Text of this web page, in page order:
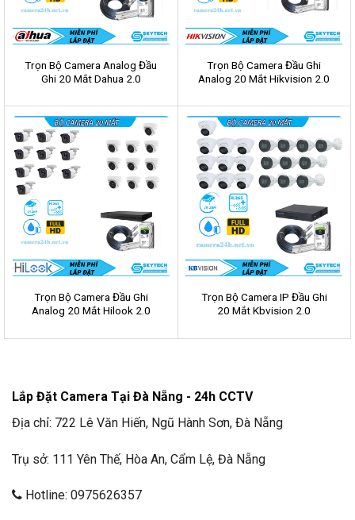
Trọn Bộ Camera Analog Đầu
Ghi 20 Mắt Dahua 2.0
Trọn Bộ Camera Đầu Ghi
Analog 20 Mắt Hikvision 2.0
Trọn Bộ Camera Đầu Ghi
Analog 20 Mắt Hilook 2.0
Trọn Bộ Camera IP Đầu Ghi
20 Mắt Kbvision 2.0
Lắp Đặt Camera Tại Đà Nẵng - 24h CCTV
Địa chỉ: 722 Lê Văn Hiến, Ngũ Hành Sơn, Đà Nẵng
Trụ sở: 111 Yên Thế, Hòa An, Cẩm Lệ, Đà Nẵng
Hotline: 0975626357